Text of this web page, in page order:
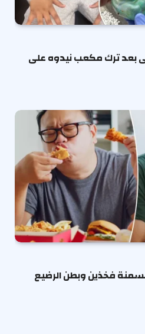
بعد ترك مكعب نيدوه على
فخذين وبطن الرضيع